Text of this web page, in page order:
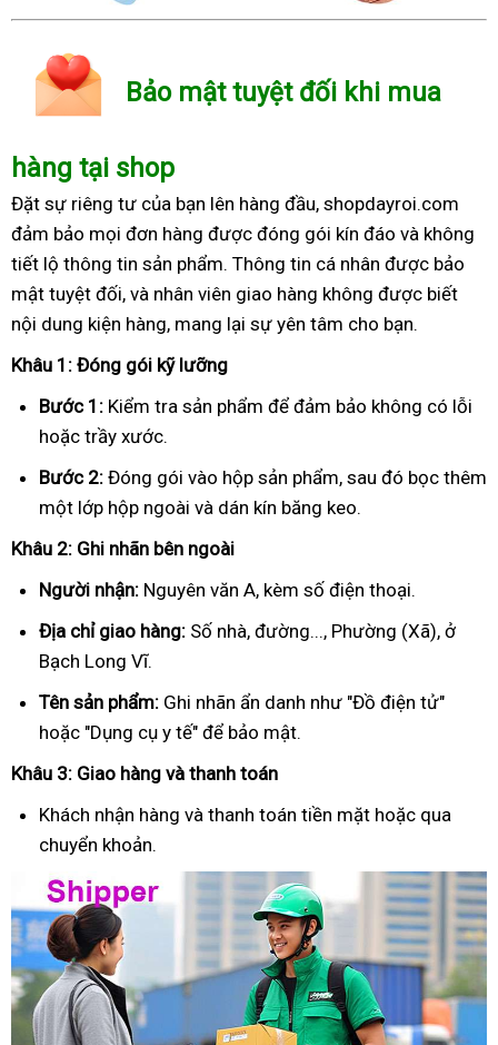
Bảo mật tuyệt đối khi mua
hàng tại shop
Đặt sự riêng tư của bạn lên hàng đầu, shopdayroi.com
đảm bảo mọi đơn hàng được đóng gói kín đáo và không
tiết lộ thông tin sản phẩm. Thông tin cá nhân được bảo
mật tuyệt đối, và nhân viên giao hàng không được biết
nội dung kiện hàng, mang lại sự yên tâm cho bạn.
Khâu 1: Đóng gói kỹ lưỡng
Bước 1: Kiểm tra sản phẩm để đảm bảo không có lỗi
hoặc trầy xước.
Bước 2: Đóng gói vào hộp sản phẩm, sau đó bọc thêm
một lớp hộp ngoài và dán kín băng keo.
Khâu 2: Ghi nhãn bên ngoài
Người nhận: Nguyên văn A, kèm số điện thoại.
Địa chỉ giao hàng: Số nhà, đường..., Phường (Xã), ở
Bạch Long Vĩ.
Tên sản phẩm: Ghi nhãn ẩn danh như "Đồ điện tử"
hoặc "Dụng cụ y tế" để bảo mật.
Khâu 3: Giao hàng và thanh toán
Khách nhận hàng và thanh toán tiền mặt hoặc qua
chuyển khoản.